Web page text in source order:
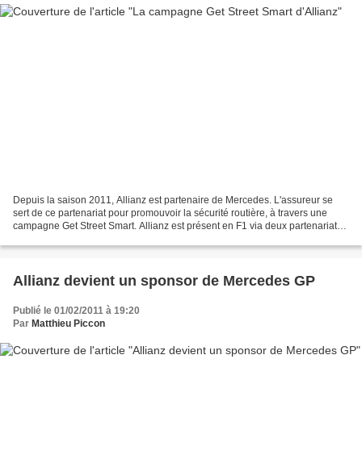
Depuis la saison 2011, Allianz est partenaire de Mercedes. L'assureur se
sert de ce partenariat pour promouvoir la sécurité routière, à travers une
campagne Get Street Smart. Allianz est présent en F1 via deux partenariats
Allianz devient un sponsor de Mercedes GP
Publié le 01/02/2011 à 19:20
Par Matthieu Piccon